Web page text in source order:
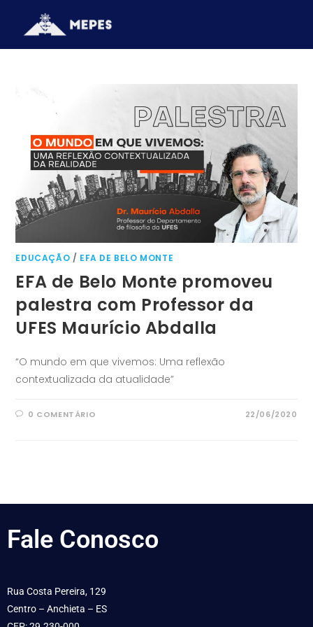
EDUCAÇÃO / EFA DE BELO MONTE
EFA de Belo Monte promoveu
palestra com Professor da
UFES Maurício Abdalla
“O mundo em que vivemos: Uma reflexão
contextualizada da atualidade”
0 COMENTÁRIO 22/06/2020
Fale Conosco
Rua Costa Pereira, 129
Centro – Anchieta – ES